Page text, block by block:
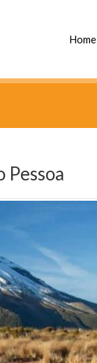
Home
Pessoa